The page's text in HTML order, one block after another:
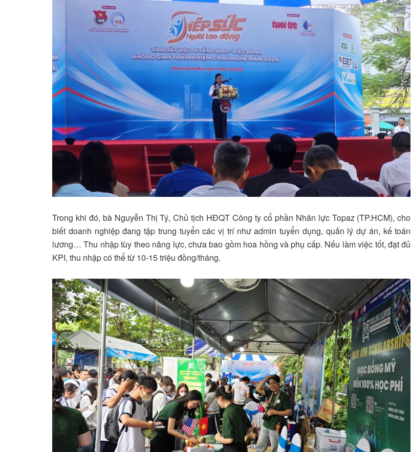
Trong khi đó, bà Nguyễn Thị Tý, Chủ tịch HĐQT Công ty cổ phần Nhân lực Topaz (TP.HCM), cho
biết doanh nghiệp đang tập trung tuyển các vị trí như admin tuyển dụng, quản lý dự án, kế toán
lương… Thu nhập tùy theo năng lực, chưa bao gồm hoa hồng và phụ cấp. Nếu làm việc tốt, đạt đủ
KPI, thu nhập có thể từ 10-15 triệu đồng/tháng.